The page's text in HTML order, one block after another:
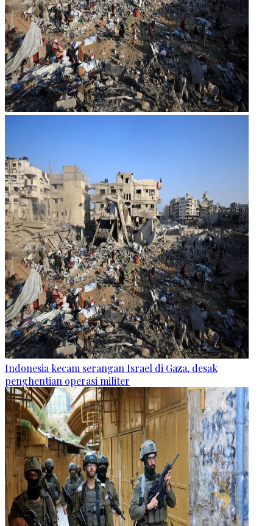
Indonesia kecam serangan Israel di Gaza, desak
penghentian operasi militer